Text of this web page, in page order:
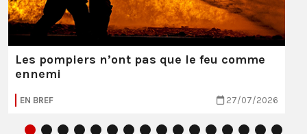
Les pompiers n’ont pas que le feu comme
ennemi
EN BREF 27/07/2026